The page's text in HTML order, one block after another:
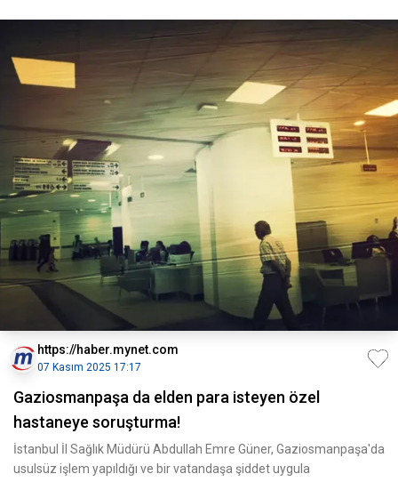
https://haber.mynet.com
07 Kasım 2025 17:17
Gaziosmanpaşa da elden para isteyen özel
hastaneye soruşturma!
İstanbul İl Sağlık Müdürü Abdullah Emre Güner, Gaziosmanpaşa'da
usulsüz işlem yapıldığı ve bir vatandaşa şiddet uygula